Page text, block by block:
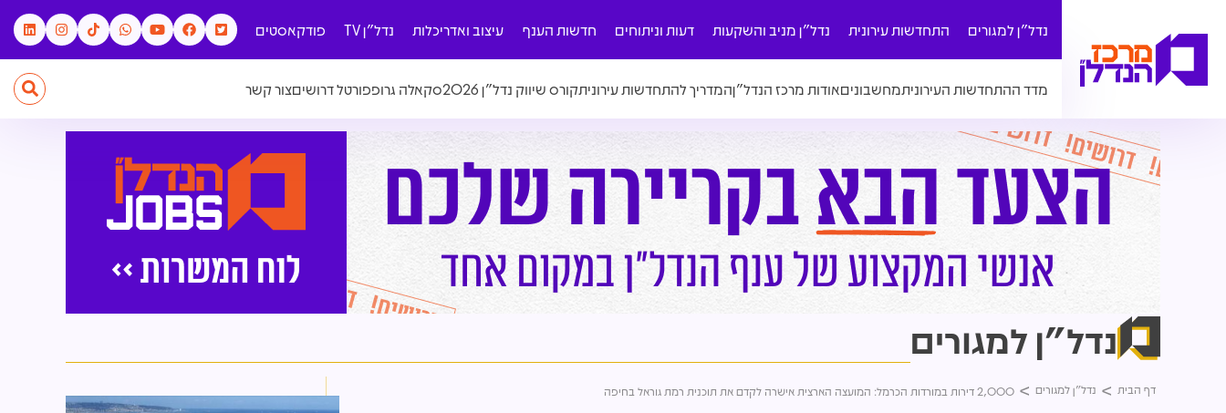
נדל"ן למגורים התחדשות עירונית נדל"ן מניב והשקעות דעות וניתוחים חדשות הענף עיצוב ואדריכלות נדל"ן TV פודקאסטים
מדד ההתחדשות העירוניתמחשבוניםאודות מרכז הנדל"ןהמדריך להתחדשות עירוניתקורס שיווק נדל"ן 2026 סקאלה גרופפורטל דרושיםצור קשר
נדל"ן למגורים
דף הבית נדל"ן למגורים 2,000 דירות במורדות הכרמל: המועצה הארצית אישרה לקדם את תוכנית רמת גוראל בחיפה